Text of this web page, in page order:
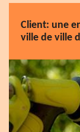
Client: une
ville de ville